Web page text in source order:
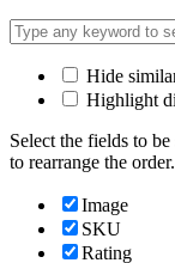
Hide
Highlight
Select the fields to
to rearrange the order.
Image
SKU
Rating